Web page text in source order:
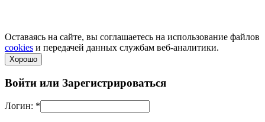
Оставаясь на сайте, вы соглашаетесь на использование файлов
cookies и передачей данных службам веб-аналитики.
Хорошо
Войти или Зарегистрироваться
Логин: *